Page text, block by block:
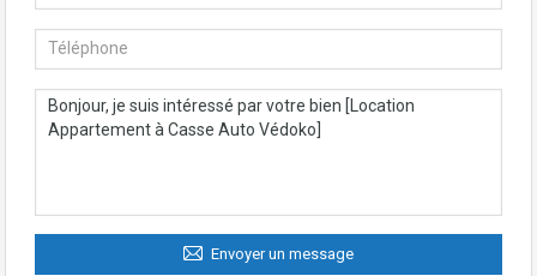
Envoyer un message